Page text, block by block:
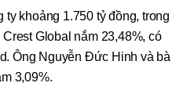
khoảng 1.750 tỷ đồng, trong
Global nắm 23,48%, có
Ông Nguyễn Đức Hinh và bà
3,09%.